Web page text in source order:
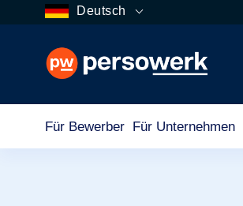
Deutsch
Für Bewerber Für Unternehmen